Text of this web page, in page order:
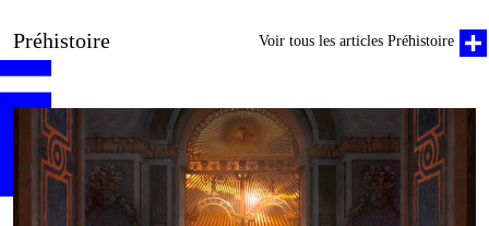
Préhistoire Voir tous les articles Préhistoire